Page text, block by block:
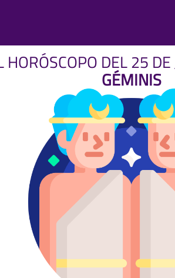
HORÓSCOPO DEL 25
GÉMINIS